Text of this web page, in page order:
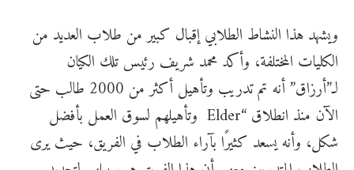
ويشهد هذا النشاط الطلابي إقبال كبير من طلاب العديد من
الكليات المختلفة، وأكد محمد شريف رئيس تلك الكيان
لـ”أرزاق” أنه تم تدريب وتأهيل أكثر من 2000 طالب حتى
الآن منذ انطلاق “Elder
وتأهيلهم لسوق العمل بأفضل
شكل، وأنه يسعد كثيرًا بآراء الطلاب في الفريق، حيث يرى